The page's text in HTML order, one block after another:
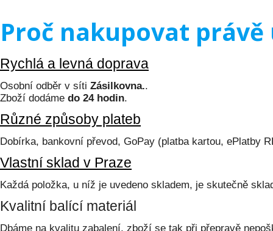
Proč nakupovat právě
Rychlá a levná doprava
Osobní odběr v síti Zásilkovna..
Zboží dodáme do 24 hodin.
Různé způsoby plateb
Dobírka, bankovní převod, GoPay (platba kartou, ePlatby
Vlastní sklad v Praze
Každá položka, u níž je uvedeno skladem, je skutečně
Kvalitní balící materiál
Dbáme na kvalitu zabalení, zboží se tak při přepravě